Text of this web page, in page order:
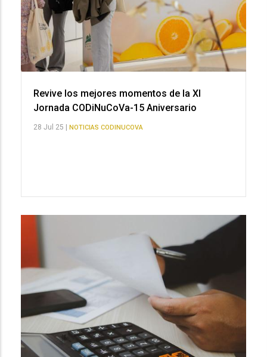
Revive los mejores momentos de la XI
Jornada CODiNuCoVa-15 Aniversario
28 Jul 25 | NOTICIAS CODINUCOVA